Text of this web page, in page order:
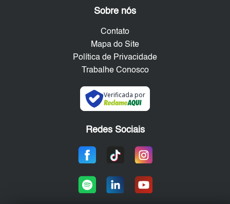
Sobre nós
Contato
Mapa do Site
Política de Privacidade
Trabalhe Conosco
Verificada por
Redes Sociais